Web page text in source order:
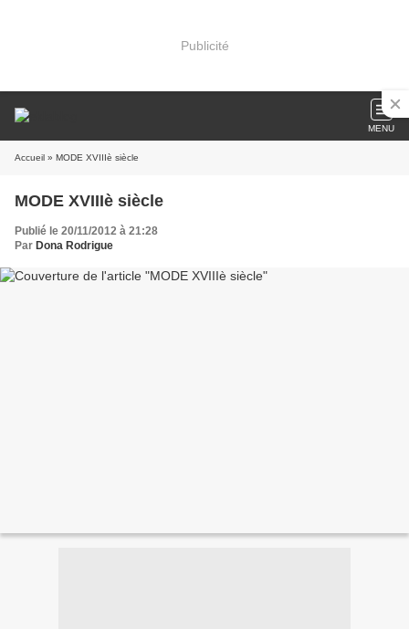
Publicité
MENU
Accueil » MODE XVIIIè siècle
MODE XVIIIè siècle
Publié le 20/11/2012 à 21:28
Par Dona Rodrigue